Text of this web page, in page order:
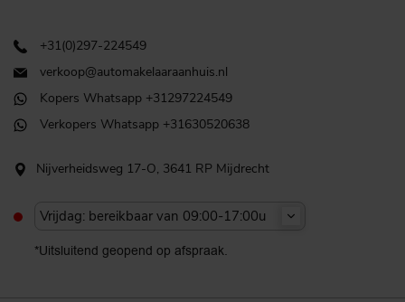
+31(0)297-224549
verkoop@automakelaaraanhuis.nl
Kopers Whatsapp +31297224549
Verkopers Whatsapp +31630520638
Nijverheidsweg 17-O, 3641 RP Mijdrecht
Vrijdag: bereikbaar van 09:00-17:00u
*Uitsluitend geopend op afspraak.